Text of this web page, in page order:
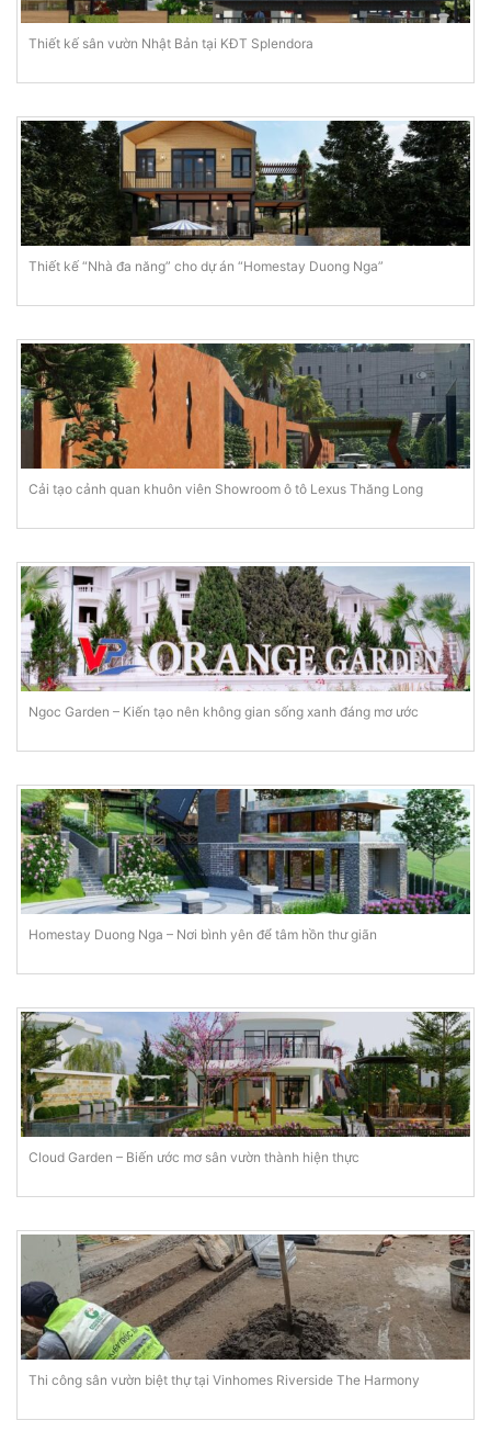
Thiết kế sân vườn Nhật Bản tại KĐT Splendora
Thiết kế “Nhà đa năng” cho dự án “Homestay Duong Nga”
Cải tạo cảnh quan khuôn viên Showroom ô tô Lexus Thăng Long
Ngoc Garden – Kiến tạo nên không gian sống xanh đáng mơ ước
Homestay Duong Nga – Nơi bình yên để tâm hồn thư giãn
Cloud Garden – Biến ước mơ sân vườn thành hiện thực
Thi công sân vườn biệt thự tại Vinhomes Riverside The Harmony